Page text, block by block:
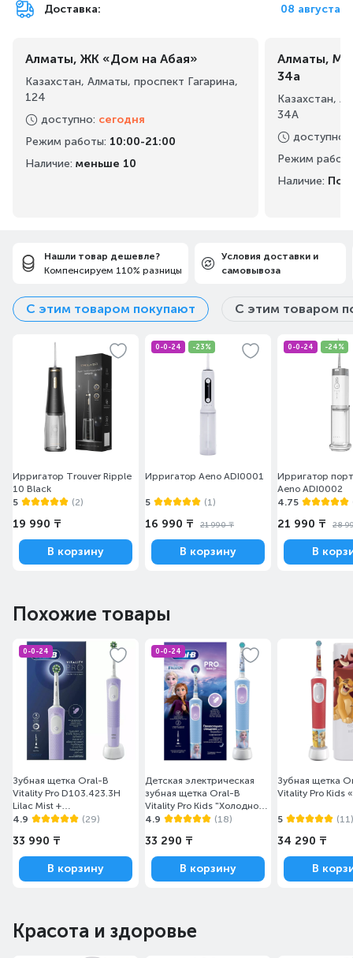
Доставка: 08 августа
Алматы, ЖК «Дом на Абая»
Казахстан, Алматы, проспект Гагарина,
124
доступно: сегодня
Режим работы: 10:00-21:00
Наличие: меньше 10
Алматы,
34а
Казахстан,
34А
доступно
Режим
Наличие: Под
Нашли товар дешевле?
Компенсируем 110% разницы
Условия доставки и
самовывоза
С этим товаром покупают С этим товаром
Ирригатор Trouver Ripple
10 Black
5
(2)
19 990 ₸
В корзину
0-0-24 -23%
Ирригатор Aeno ADI0001
5 (1)
16 990 ₸ 21 990 ₸
В корзину
0-0-24 -24%
Ирригатор
Aeno ADI0002
4.75
21 990 ₸ 28
В
Похожие товары
0-0-24
Зубная щетка Oral-B
Vitality Pro D103.423.3H
Lilac Mist +
Дополнительная насадка
4.9 (29)
33 990 ₸
В корзину
0-0-24
Детская электрическая
зубная щетка Oral-B
Vitality Pro Kids "Холодное
Сердце 2" с мобильным
насадка, 3+ лет
4.9 (18)
33 290 ₸
В корзину
Зубная щетка
Vitality Pro Kids
5 (11)
34 290 ₸
В
Красота и здоровье